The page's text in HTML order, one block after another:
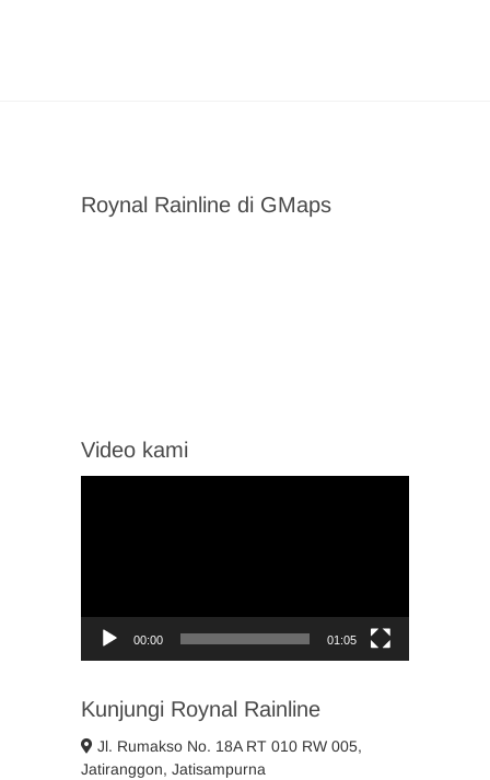
Roynal Rainline di GMaps
Video kami
00:00 01:05
Kunjungi Roynal Rainline
Jl. Rumakso No. 18A RT 010 RW 005,
Jatiranggon, Jatisampurna